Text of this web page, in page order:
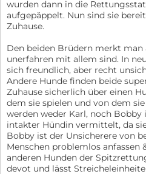
wurden dann in die
aufgepäppelt. Nun sind sie
Zuhause.
Den beiden Brüdern merkt man
unerfahren mit allem sind. In
sich freundlich, aber recht
Andere Hunde finden beide
Zuhause sicherlich über einen
dem sie spielen und von dem
werden weder Karl, noch
intakter Hündin vermittelt, da
Bobby ist der Unsicherere von
Menschen problemlos
anderen Hunden der
devot und lässt